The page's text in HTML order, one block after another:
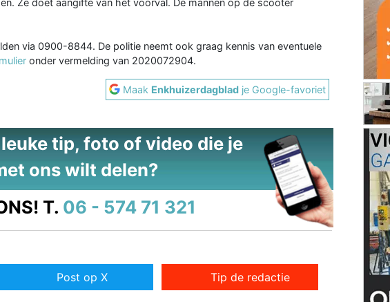
via 0900-8844. De politie neemt ook graag kennis van eventuele
onder vermelding van 2020072904.
Maak Enkhuizerdagblad je Google-favoriet
tip, foto of video die je
ons wilt delen?
T. 06 - 574 71 321
Post op X Tip de redactie